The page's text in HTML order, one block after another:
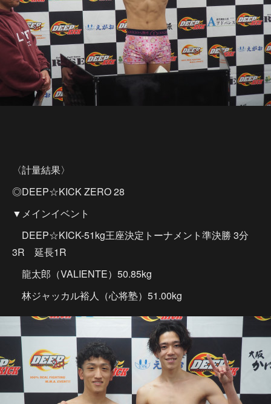
〈計量結果〉
◎DEEP☆KICK ZERO 28
▼メインイベント
DEEP☆KICK-51kg王座決定トーナメント準決勝 3分
3R 延長1R
龍太郎（VALIENTE）50.85kg
林ジャッカル裕人（心将塾）51.00kg